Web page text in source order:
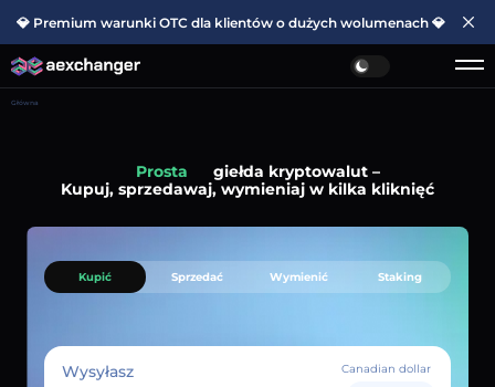
💎 Premium warunki OTC dla klientów o dużych wolumenach 💎
Główna
Prosta
giełda kryptowalut –
Kupuj, sprzedawaj, wymieniaj w kilka kliknięć
Kupić Sprzedać Wymienić Staking
Wysyłasz
Canadian dollar